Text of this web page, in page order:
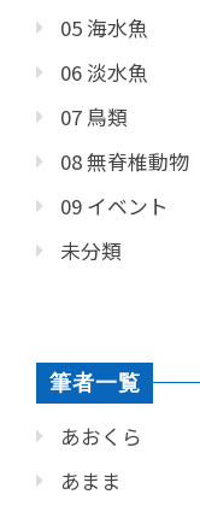
05 海水魚
06 淡水魚
07 鳥類
08 無脊椎動物
09 イベント
未分類
筆者一覧
あおくら
あまま